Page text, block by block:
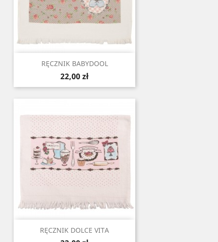
RĘCZNIK BABYDOOL
Cena
22,00 zł
RĘCZNIK DOLCE VITA